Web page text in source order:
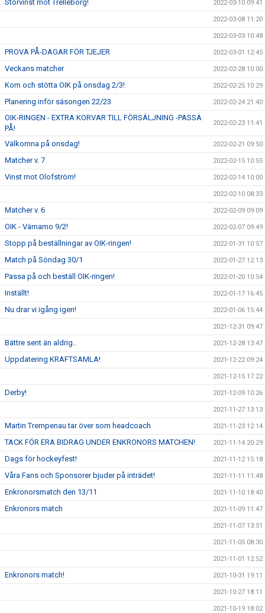
Storvinst mot Trelleborg! 2022-03-10 09:41
2022-03-08 11:20
2022-03-03 10:48
PROVA PÅ-DAGAR FÖR TJEJER 2022-03-01 12:45
Veckans matcher 2022-02-28 10:00
Kom och stötta OIK på onsdag 2/3! 2022-02-25 10:29
Planering inför säsongen 22/23 2022-02-24 21:40
OIK-RINGEN - EXTRA KORVAR TILL FÖRSÄLJNING -PASSA
PÅ!
2022-02-23 11:41
Välkomna på onsdag! 2022-02-21 09:50
Matcher v. 7 2022-02-15 10:55
Vinst mot Olofström! 2022-02-14 10:00
2022-02-10 08:33
Matcher v. 6 2022-02-09 09:09
OIK - Värnamo 9/2! 2022-02-07 09:49
Stopp på beställningar av OIK-ringen! 2022-01-31 10:57
Match på Söndag 30/1 2022-01-27 12:13
Passa på och beställ OIK-ringen! 2022-01-20 10:54
Inställt! 2022-01-17 16:45
Nu drar vi igång igen! 2022-01-06 15:44
2021-12-31 09:47
Bättre sent än aldrig.. 2021-12-28 13:47
Uppdatering KRAFTSAMLA! 2021-12-22 09:24
2021-12-15 17:22
Derby! 2021-12-09 10:26
2021-11-27 13:13
Martin Trempenau tar över som headcoach 2021-11-23 12:14
TACK FÖR ERA BIDRAG UNDER ENKRONORS MATCHEN! 2021-11-14 20:29
Dags för hockeyfest! 2021-11-12 15:18
Våra Fans och Sponsorer bjuder på inträdet! 2021-11-11 11:48
Enkronorsmatch den 13/11 2021-11-10 18:40
Enkronors match 2021-11-09 11:47
2021-11-07 13:51
2021-11-05 08:30
2021-11-01 12:52
Enkronors match! 2021-10-31 19:11
2021-10-27 18:11
2021-10-19 18:02